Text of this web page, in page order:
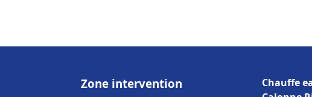
Zone intervention
Chauffe